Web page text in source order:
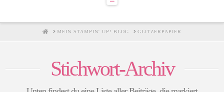
HOMEMEIN STAMPIN' UP!-BLOG GLITZERPAPIER
Stichwort-Archiv